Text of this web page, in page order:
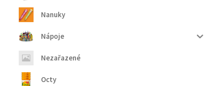
Nanuky
Nápoje
Nezařazené
Octy